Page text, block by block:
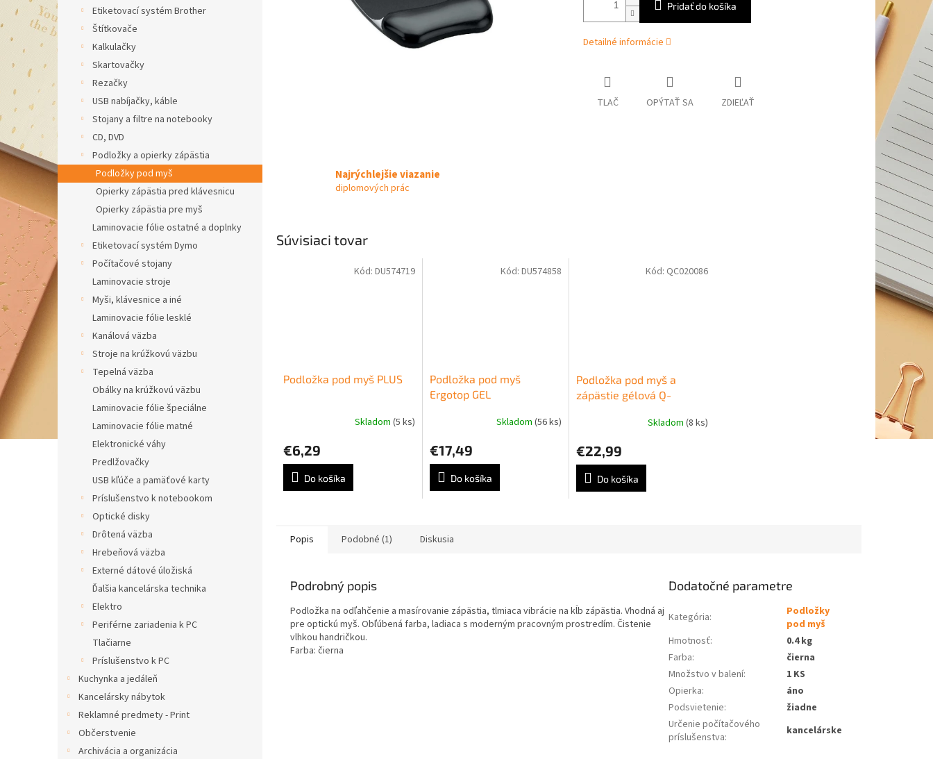
Etiketovací systém Brother
Štítkovače
Kalkulačky
Skartovačky
Rezačky
USB nabíjačky, káble
Stojany a filtre na notebooky
CD, DVD
Podložky a opierky zápästia
Podložky pod myš
Opierky zápästia pred klávesnicu
Opierky zápästia pre myš
Laminovacie fólie ostatné a doplnky
Etiketovací systém Dymo
Počítačové stojany
Laminovacie stroje
Myši, klávesnice a iné
Laminovacie fólie lesklé
Kanálová väzba
Stroje na krúžkovú väzbu
Tepelná väzba
Obálky na krúžkovú väzbu
Laminovacie fólie špeciálne
Laminovacie fólie matné
Elektronické váhy
Predlžovačky
USB kľúče a pamäťové karty
Príslušenstvo k notebookom
Optické disky
Drôtená väzba
Hrebeňová väzba
Externé dátové úložiská
Ďalšia kancelárska technika
Elektro
Periférne zariadenia k PC
Tlačiarne
Príslušenstvo k PC
Kuchynka a jedáleň
Kancelársky nábytok
Reklamné predmety - Print
Občerstvenie
Archivácia a organizácia
Pridať do košíka
Detailné informácie
TLAČ OPÝTAŤ SA ZDIEĽAŤ
Najrýchlejšie viazanie
diplomových prác
Súvisiaci tovar
Podložka pod myš PLUS
Skladom (5 ks)
€6,29
Do košíka
Kód: DU574719
Podložka pod myš
Ergotop GEL
Skladom (56 ks)
€17,49
Do košíka
Kód: DU574858
Podložka pod myš a
zápästie gélová Q-
Skladom(8 ks)
€22,99
Do košíka
Kód: QC020086
Popis Podobné (1) Diskusia
Podrobný popis
Podložka na odľahčenie a masírovanie zápästia, tlmiaca vibrácie na kĺb zápästia. Vhodná aj
pre optickú myš. Obľúbená farba, ladiaca s moderným pracovným prostredím. Čistenie
vlhkou handričkou.
Farba: čierna
Dodatočné parametre
Kategória:
Podložky
pod myš
Hmotnosť:
0.4 kg
Farba:
čierna
Množstvo v balení:
1 KS
Opierka:
áno
Podsvietenie:
žiadne
Určenie počítačového
príslušenstva: kancelárske